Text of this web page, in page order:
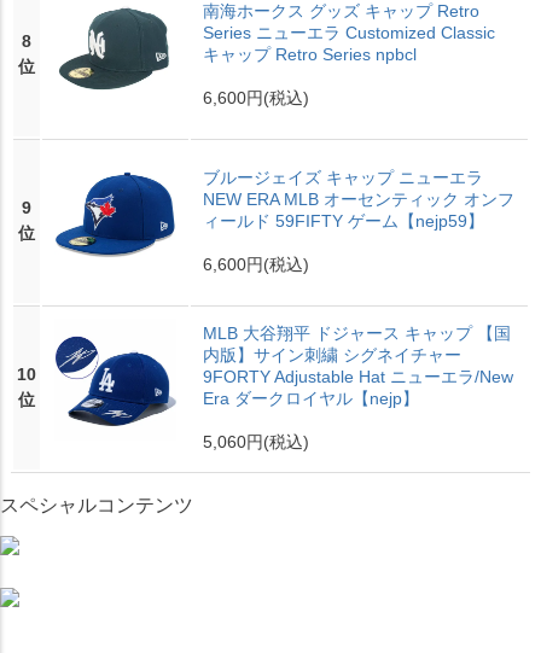
8
位
南海ホークス グッズ キャップ Retro
Series ニューエラ Customized Classic
キャップ Retro Series npbcl
6,600円(税込)
9
位
ブルージェイズ キャップ ニューエラ
NEW ERA MLB オーセンティック オンフ
ィールド 59FIFTY ゲーム【nejp59】
6,600円(税込)
10
位
MLB 大谷翔平 ドジャース キャップ 【国
内版】サイン刺繍 シグネイチャー
9FORTY Adjustable Hat ニューエラ/New
Era ダークロイヤル【nejp】
5,060円(税込)
スペシャルコンテンツ